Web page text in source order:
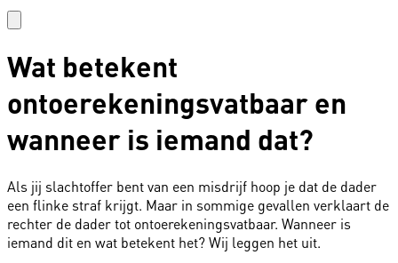
Wat betekent
ontoerekeningsvatbaar en
wanneer is iemand dat?
Als jij slachtoffer bent van een misdrijf hoop je dat de dader
een flinke straf krijgt. Maar in sommige gevallen verklaart de
rechter de dader tot ontoerekeningsvatbaar. Wanneer is
iemand dit en wat betekent het? Wij leggen het uit.